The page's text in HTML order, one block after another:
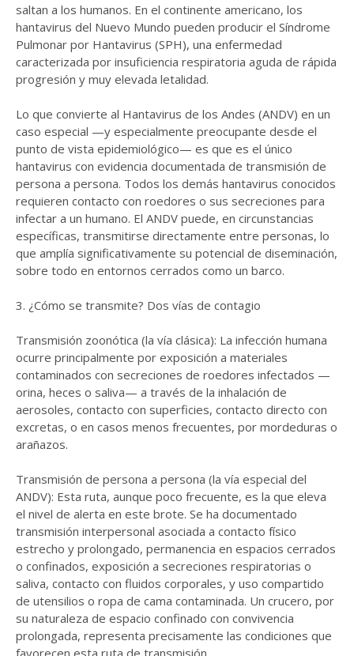
saltan a los humanos. En el continente americano, los
hantavirus del Nuevo Mundo pueden producir el Síndrome
Pulmonar por Hantavirus (SPH), una enfermedad
caracterizada por insuficiencia respiratoria aguda de rápida
progresión y muy elevada letalidad.
Lo que convierte al Hantavirus de los Andes (ANDV) en un
caso especial —y especialmente preocupante desde el
punto de vista epidemiológico— es que es el único
hantavirus con evidencia documentada de transmisión de
persona a persona. Todos los demás hantavirus conocidos
requieren contacto con roedores o sus secreciones para
infectar a un humano. El ANDV puede, en circunstancias
específicas, transmitirse directamente entre personas, lo
que amplía significativamente su potencial de diseminación,
sobre todo en entornos cerrados como un barco.
3. ¿Cómo se transmite? Dos vías de contagio
Transmisión zoonótica (la vía clásica): La infección humana
ocurre principalmente por exposición a materiales
contaminados con secreciones de roedores infectados —
orina, heces o saliva— a través de la inhalación de
aerosoles, contacto con superficies, contacto directo con
excretas, o en casos menos frecuentes, por mordeduras o
arañazos.
Transmisión de persona a persona (la vía especial del
ANDV): Esta ruta, aunque poco frecuente, es la que eleva
el nivel de alerta en este brote. Se ha documentado
transmisión interpersonal asociada a contacto físico
estrecho y prolongado, permanencia en espacios cerrados
o confinados, exposición a secreciones respiratorias o
saliva, contacto con fluidos corporales, y uso compartido
de utensilios o ropa de cama contaminada. Un crucero, por
su naturaleza de espacio confinado con convivencia
prolongada, representa precisamente las condiciones que